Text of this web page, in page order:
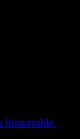
Insaurralde.